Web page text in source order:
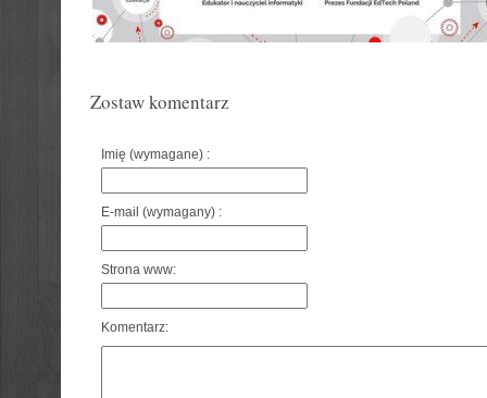
Zostaw komentarz
Imię (wymagane) :
E-mail (wymagany) :
Strona www:
Komentarz: